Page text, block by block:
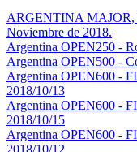
ARGENTINA MAJOR,
Noviembre de 2018.
Argentina OPEN250 -
Argentina OPEN500 -
Argentina OPEN600 -
2018/10/13
Argentina OPEN600 -
2018/10/15
Argentina OPEN600 -
2018/10/12